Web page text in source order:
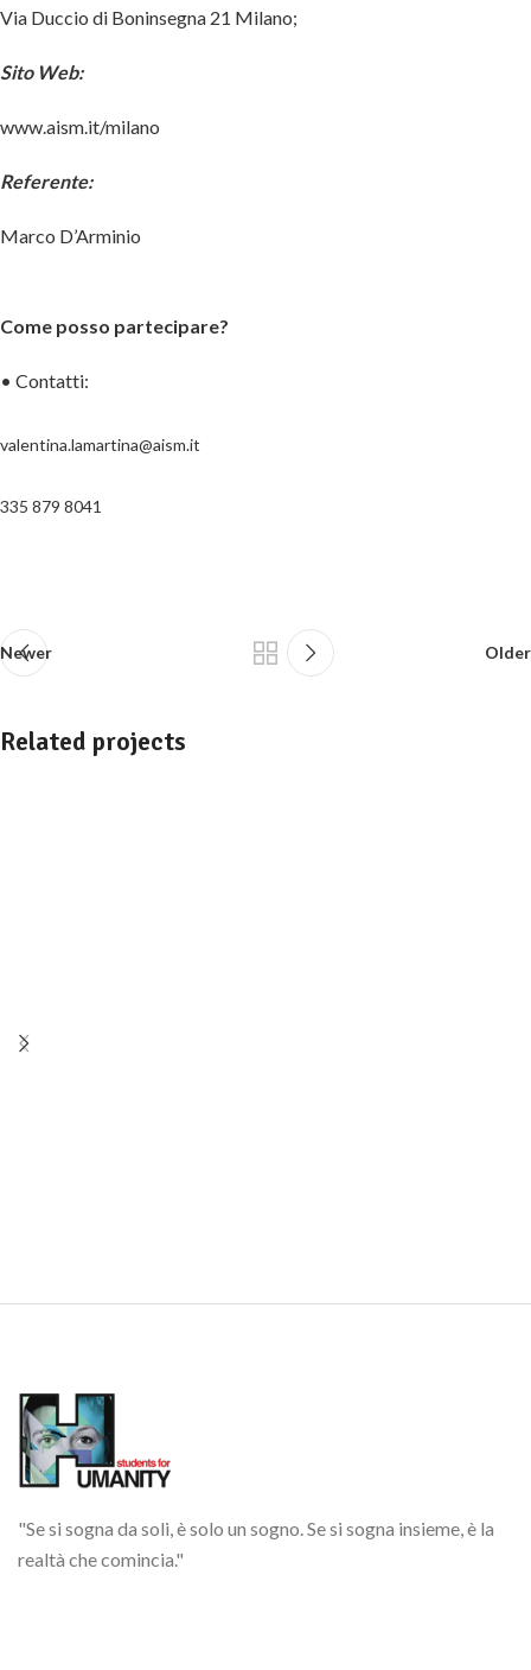
Via Duccio di Boninsegna 21 Milano;
Sito Web:
www.aism.it/milano
Referente:
Marco D’Arminio
Come posso partecipare?
• Contatti:
valentina.lamartina@aism.it
335 879 8041
Newer Older
Related projects
"Se si sogna da soli, è solo un sogno. Se si sogna insieme, è la
realtà che comincia."